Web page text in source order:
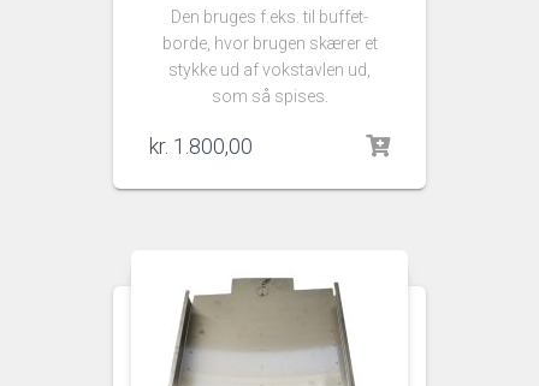
Den bruges f.eks. til buffet-
borde, hvor brugen skærer et
stykke ud af vokstavlen ud,
som så spises.
kr. 1.800,00